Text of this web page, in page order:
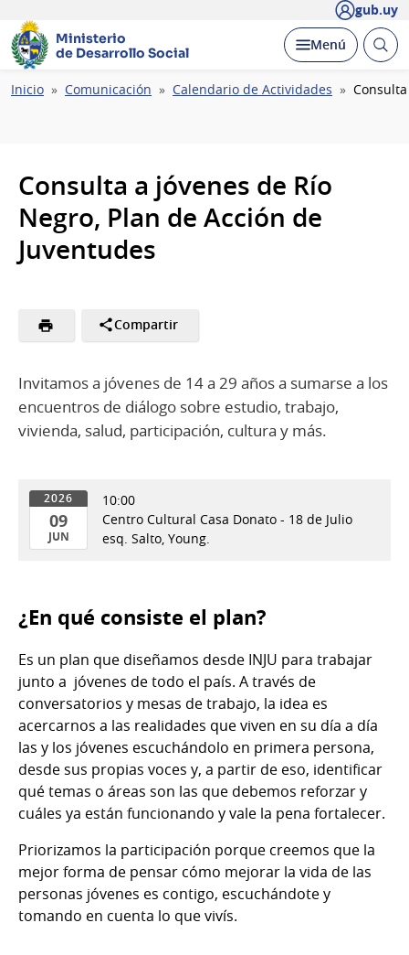
gub.uy
Ministerio
de Desarrollo Social
Desplegar
Menú Abrir
Ruta
Inicio Comunicación Calendario de Actividades
Consulta a jóvenes de Río
Negro, Plan de Acción de
Juventudes
Compartir
Invitamos a jóvenes de 14 a 29 años a sumarse a los
encuentros de diálogo sobre estudio, trabajo,
vivienda, salud, participación, cultura y más.
2026
09
JUN
del
10:00
Centro Cultural Casa Donato - 18 de Julio
esq. Salto, Young.
¿En qué consiste el plan?
Es un plan que diseñamos desde INJU para trabajar
junto a jóvenes de todo el país. A través de
conversatorios y mesas de trabajo, la idea es
acercarnos a las realidades que viven en su día a día
las y los jóvenes escuchándolo en primera persona,
desde sus propias voces y, a partir de eso, identificar
qué temas o áreas son las que debemos reforzar y
cuáles ya están funcionando y vale la pena fortalecer.
Priorizamos la participación porque creemos que la
mejor forma de pensar cómo mejorar la vida de las
personas jóvenes es contigo, escuchándote y
tomando en cuenta lo que vivís.